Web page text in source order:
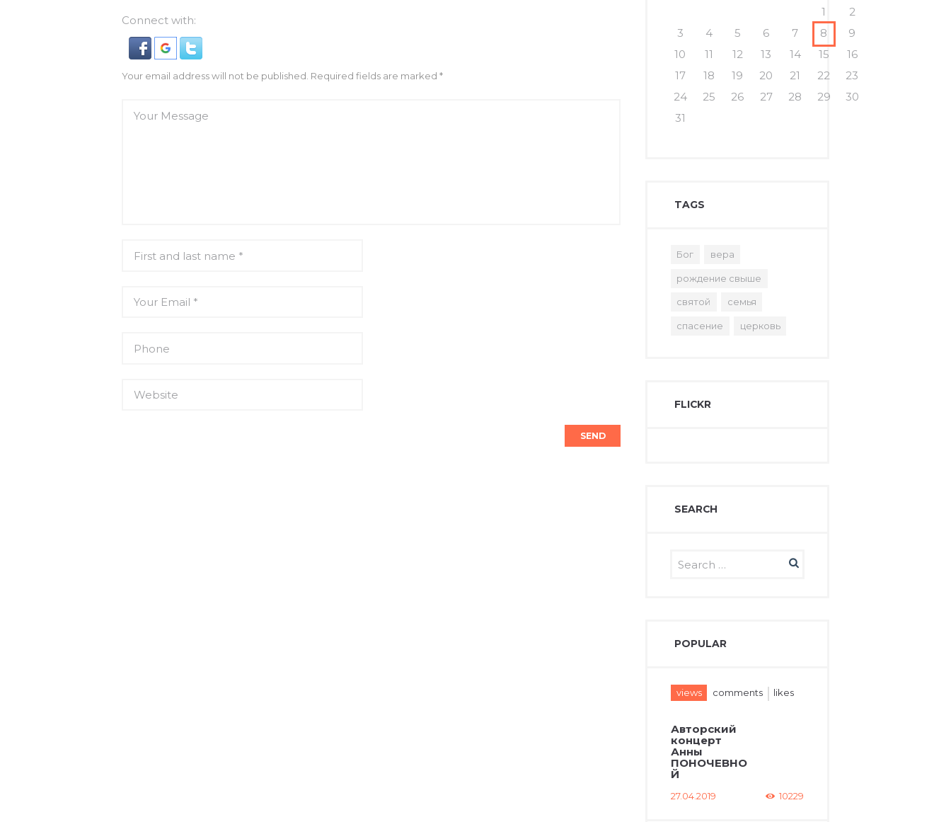
Connect with:
Your email address will not be published. Required fields are marked *
1
2
3
4 5 6 7 8
9
10
11 12 13 14 15
16
17
18 19 20 21 22
23
24
25 26 27 28 29
30
31
TAGS
Бог вера
рождение свыше
святой семья
спасение церковь
FLICKR
SEARCH
POPULAR
views comments likes
Авторский
концерт
Анны
ПОНОЧЕВНО
Й
27.04.2019 10229